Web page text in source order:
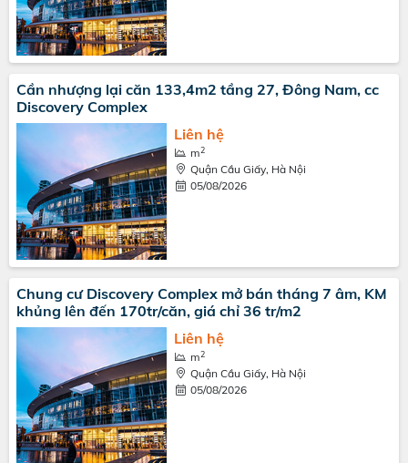
Cần nhượng lại căn 133,4m2 tầng 27, Đông Nam, cc
Discovery Complex
Liên hệ
m2
Quận Cầu Giấy, Hà Nội
05/08/2026
Chung cư Discovery Complex mở bán tháng 7 âm, KM
khủng lên đến 170tr/căn, giá chỉ 36 tr/m2
Liên hệ
m2
Quận Cầu Giấy, Hà Nội
05/08/2026